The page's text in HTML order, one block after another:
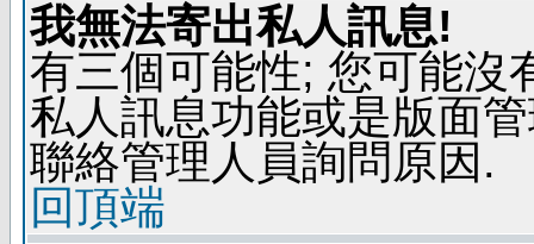
我無法寄出私人訊息!
有三個可能性; 您可能沒
私人訊息功能或是版面
聯絡管理人員詢問原因.
回頂端